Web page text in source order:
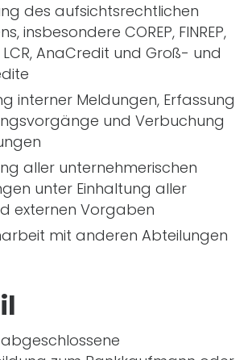
des aufsichtsrechtlichen
insbesondere COREP, FINREP,
LCR, AnaCredit und Groß- und
interner Meldungen, Erfassung
und Verbuchung
aller unternehmerischen
unter Einhaltung aller
externen Vorgaben
mit anderen Abteilungen